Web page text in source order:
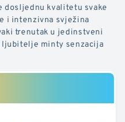
kvalitetu svake
i intenzivna svježina
trenutak u jedinstveni
ljubitelje minty senzacija